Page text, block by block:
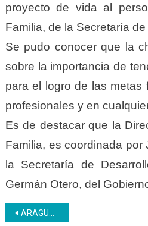
proyecto de vida al
Familia, de la Secretaría
Se pudo conocer que la
sobre la importancia de
para el logro de las metas
profesionales y en
Es de destacar que la
Familia, es coordinada por
la Secretaría de
Germán Otero, del
Navegación
ARAGUA | El Inces impulsa la formación técnica profesional de los estudiantes del PNA